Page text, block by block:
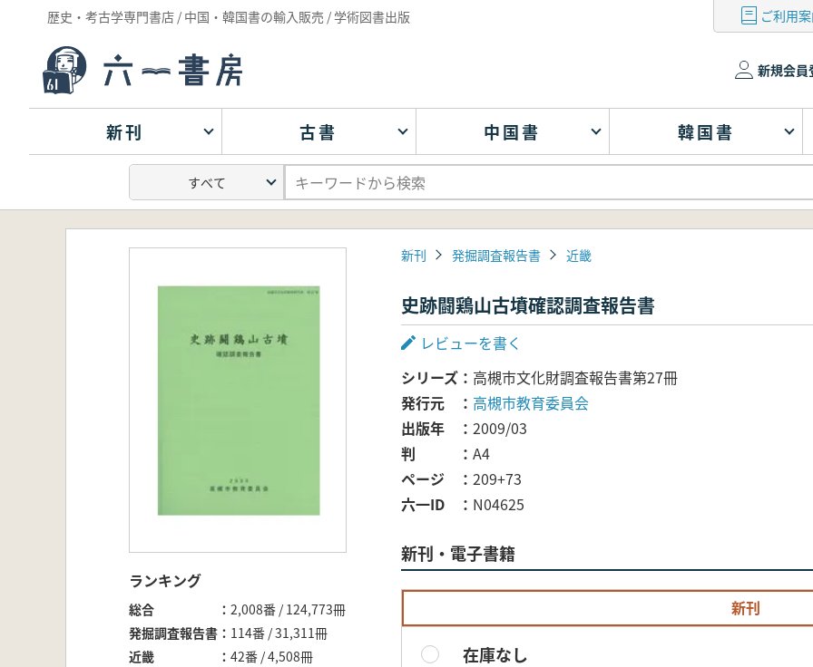
歴史・考古学専門書店 / 中国・韓国書の輸入販売 / 学術図書出版 ご利用
新規会員
新刊 古書 中国書 韓国書
ランキング
総合
2,008番 / 124,773冊
発掘調査報告書
114番 / 31,311冊
近畿
42番 / 4,508冊
新刊 発掘調査報告書 近畿
史跡闘鶏山古墳確認調査報告書
レビューを書く
シリーズ
高槻市文化財調査報告書第27冊
発行元
高槻市教育委員会
出版年
2009/03
判
A4
ページ
209+73
六一ID
N04625
新刊・電子書籍
新刊
在庫なし